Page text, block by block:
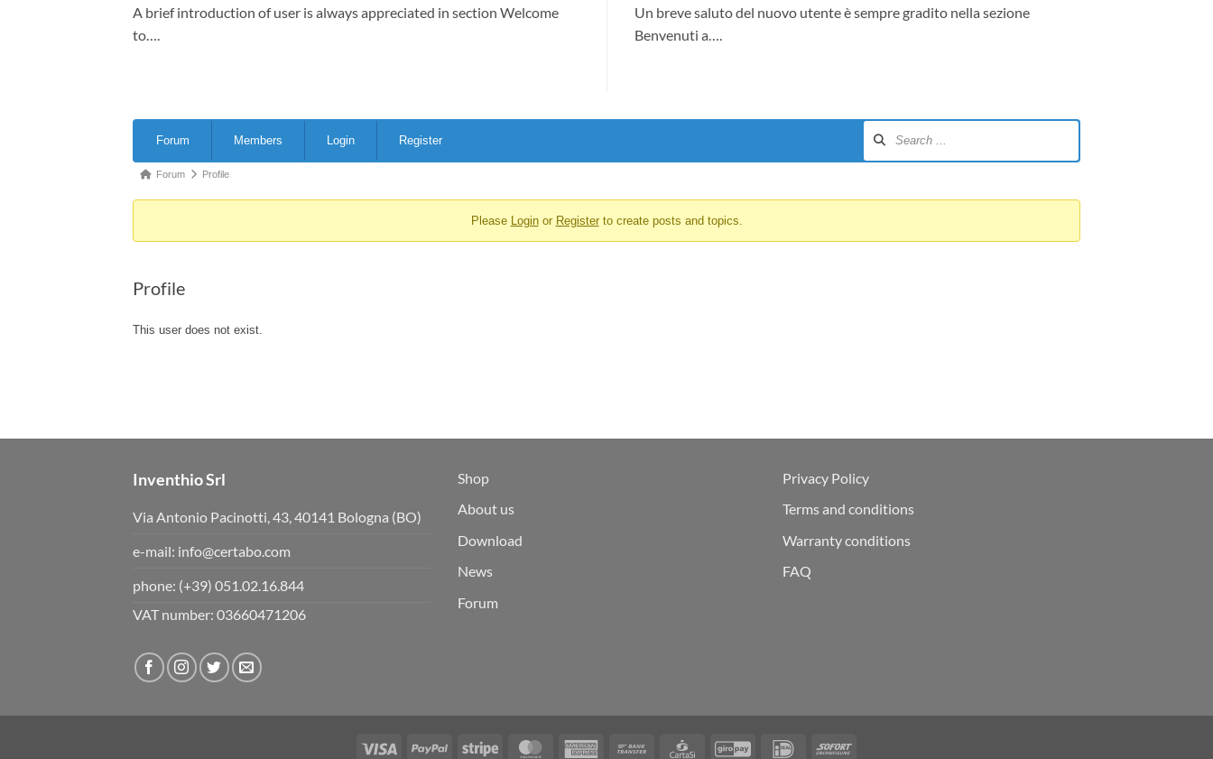
A brief introduction of user is always appreciated in section Welcome
to….
Un breve saluto del nuovo utente è sempre gradito nella sezione
Benvenuti a….
Navigation
Forum Members Login Register
Forum
You
here:
Forum Profile
Please Loginor Registerto create posts and topics.
Profile
This user does not exist.
Inventhio Srl
Via Antonio Pacinotti, 43, 40141 Bologna (BO)
e-mail: info@certabo.com
phone: (+39) 051.02.16.844
VAT number: 03660471206
Shop
About us
Download
News
Forum
Privacy Policy
Terms and conditions
Warranty conditions
FAQ
Visa PayPal Stripe MasterCardAmerican Bank CartaSi GiroPay IDeal Sofort